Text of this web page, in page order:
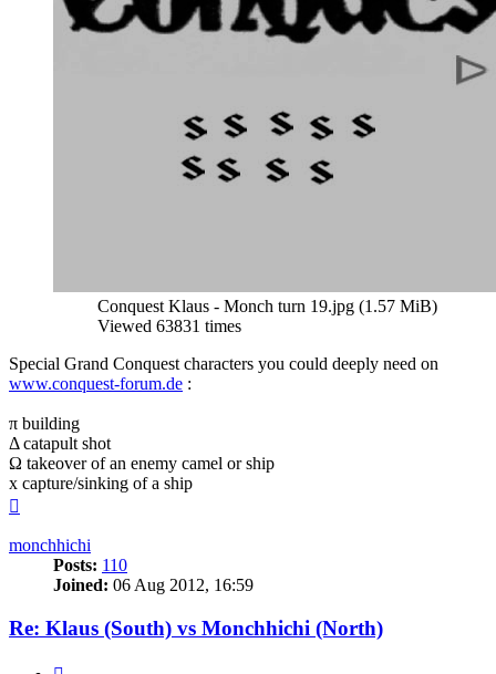
Conquest Klaus - Monch turn 19.jpg (1.57 MiB)
Viewed 63831 times
Special Grand Conquest characters you could deeply need on
www.conquest-forum.de :
π building
Δ catapult shot
Ω takeover of an enemy camel or ship
x capture/sinking of a ship
monchhichi
Posts: 110
Joined: 06 Aug 2012, 16:59
Re: Klaus (South) vs Monchhichi (North)